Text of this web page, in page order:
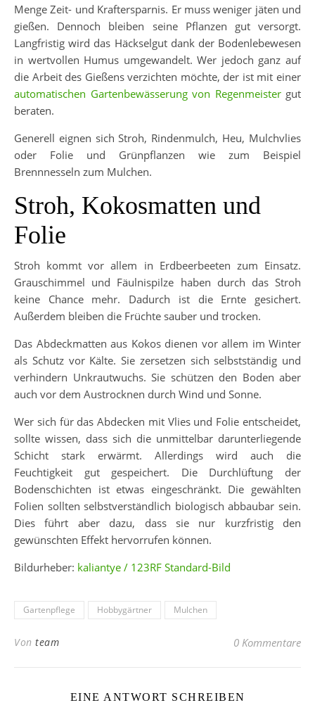
Menge Zeit- und Kraftersparnis. Er muss weniger jäten und
gießen. Dennoch bleiben seine Pflanzen gut versorgt.
Langfristig wird das Häckselgut dank der Bodenlebewesen
in wertvollen Humus umgewandelt. Wer jedoch ganz auf
die Arbeit des Gießens verzichten möchte, der ist mit einer
automatischen Gartenbewässerung von Regenmeistergut
beraten.
Generell eignen sich Stroh, Rindenmulch, Heu, Mulchvlies
oder Folie und Grünpflanzen wie zum Beispiel
Brennnesseln zum Mulchen.
Stroh, Kokosmatten und
Folie
Stroh kommt vor allem in Erdbeerbeeten zum Einsatz.
Grauschimmel und Fäulnispilze haben durch das Stroh
keine Chance mehr. Dadurch ist die Ernte gesichert.
Außerdem bleiben die Früchte sauber und trocken.
Das Abdeckmatten aus Kokos dienen vor allem im Winter
als Schutz vor Kälte. Sie zersetzen sich selbstständig und
verhindern Unkrautwuchs. Sie schützen den Boden aber
auch vor dem Austrocknen durch Wind und Sonne.
Wer sich für das Abdecken mit Vlies und Folie entscheidet,
sollte wissen, dass sich die unmittelbar darunterliegende
Schicht stark erwärmt. Allerdings wird auch die
Feuchtigkeit gut gespeichert. Die Durchlüftung der
Bodenschichten ist etwas eingeschränkt. Die gewählten
Folien sollten selbstverständlich biologisch abbaubar sein.
Dies führt aber dazu, dass sie nur kurzfristig den
gewünschten Effekt hervorrufen können.
Bildurheber: kaliantye / 123RF Standard-Bild
Gartenpflege Hobbygärtner Mulchen
Von team 0 Kommentare
EINE ANTWORT SCHREIBEN